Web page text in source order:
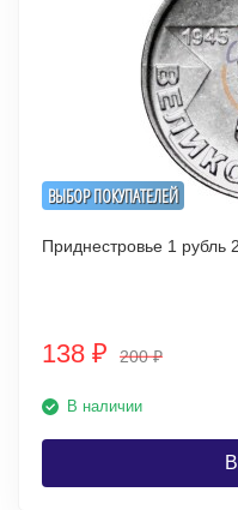
ВЫБОР ПОКУПАТЕЛЕЙ
138 ₽ 200₽
В наличии